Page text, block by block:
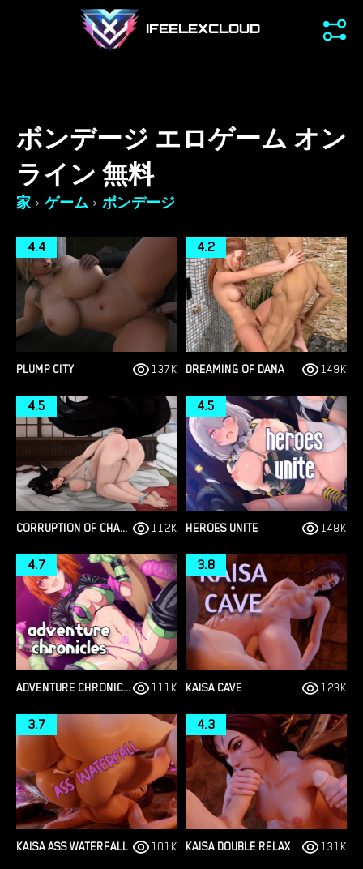
IFEELEXCLOUD
ボンデージ エロゲーム オン
ライン 無料
家 › ゲーム › ボンデージ
PLUMP CITY
4.4
137K DREAMING OF DANA
4.2
149K
CORRUPTION OF CHAMPIONS 2
4.5
112K HEROES UNITE
4.5
148K
ADVENTURE CHRONICLES
4.7
111K KAISA CAVE
3.8
123K
KAISA ASS WATERFALL
3.7
101K KAISA DOUBLE RELAX
4.3
131K